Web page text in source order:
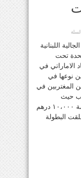
اللبنانية
تحت
الاماراتي في
نوعها في
المغتربين في
حيث
سيحصل الفائز على جائزة نقدية بقيمة ١٠،٠٠٠ درهم
البطولة